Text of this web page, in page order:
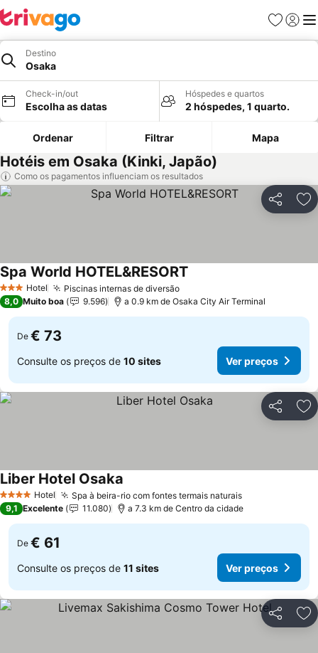
Favoritos
Iniciar
Destino
Osaka
Check-in/out
Escolha as datas
Hóspedes e quartos
2 hóspedes, 1 quarto.
Ordenar Filtrar Mapa
Hotéis em Osaka (Kinki, Japão)
Como os pagamentos influenciam os resultados
Partilhar
3 EstrelasHotel Piscinas internas de diversãoVer preços
Spa World HOTEL&RESORT
8,0 Muito boa 9.596 a 0.9 km de Osaka City Air Terminal
De € 73
Consulte os preços de 10 sites Ver preços
Partilhar
4 EstrelasHotel Spa à beira-rio com fontes termais naturaisVer preços
Liber Hotel Osaka
9,1 Excelente 11.080 a 7.3 km de Centro da cidade
De € 61
Consulte os preços de 11 sites Ver preços
Partilhar